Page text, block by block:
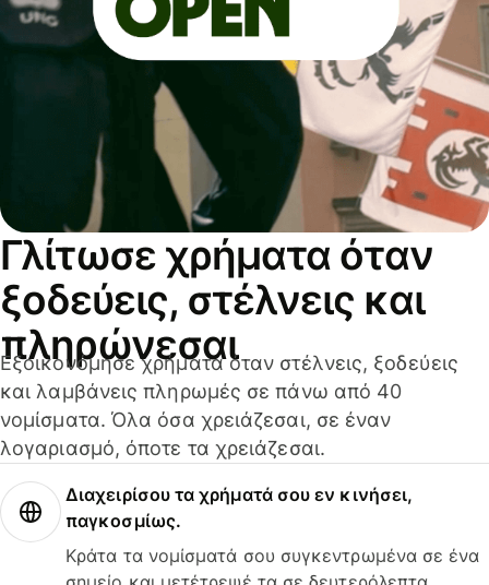
Γλίτωσε χρήματα όταν
ξοδεύεις, στέλνεις και
πληρώνεσαι
Εξοικονόμησε χρήματα όταν στέλνεις, ξοδεύεις
και λαμβάνεις πληρωμές σε πάνω από 40
νομίσματα. Όλα όσα χρειάζεσαι, σε έναν
λογαριασμό, όποτε τα χρειάζεσαι.
Διαχειρίσου τα χρήματά σου εν κινήσει,
παγκοσμίως.
Κράτα τα νομίσματά σου συγκεντρωμένα σε ένα